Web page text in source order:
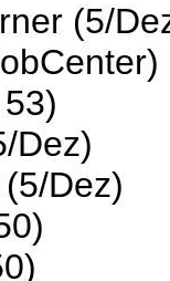
(5/
Dez)
Dez)